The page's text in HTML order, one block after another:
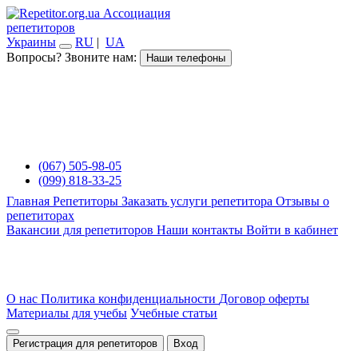
Ассоциация
репетиторов
Украины
RU | UA
Вопросы? Звоните нам:
Наши телефоны
(067) 505-98-05
(099) 818-33-25
Главная Репетиторы Заказать услуги репетитора Отзывы о
репетиторах
Вакансии для репетиторов Наши контакты Войти в кабинет
О нас Политика конфиденциальности Договор оферты
Материалы для учебы Учебные статьи
Регистрация для репетиторов Вход